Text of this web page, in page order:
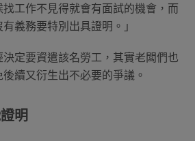
工作不見得就會有面試的機會，而
義務要特別出具證明。」
定要資遣該名勞工，其實老闆們也
續又衍生出不必要的爭議。
明